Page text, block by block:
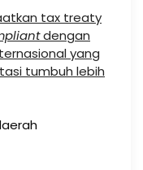
tax treaty
dengan
yang
tumbuh lebih